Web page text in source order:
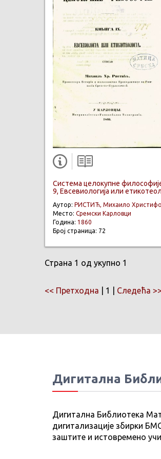
Система целокупне
9, Евсевиологија или
Аутор: РИСТИЋ, Михаило
Место: Сремски Карловци
Година: 1860
Број страница: 72
Страна 1 од укупно 1
<< Претходна | 1 | Следећа >>
Дигитална
Дигитална Библиотека
дигитализације збирки
заштите и истовремено